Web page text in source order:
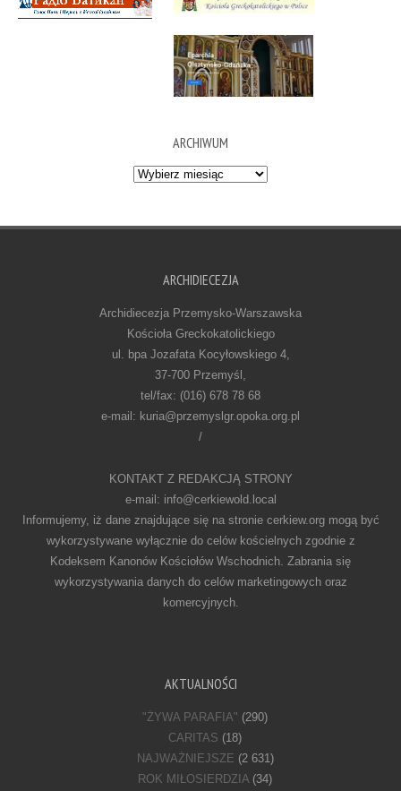
ARCHIWUM
Archiwum
ARCHIDIECEZJA
Archidiecezja Przemysko-Warszawska
Kościoła Greckokatolickiego
ul. bpa Jozafata Kocyłowskiego 4,
37-700 Przemyśl,
tel/fax: (016) 678 78 68
e-mail: kuria@przemyslgr.opoka.org.pl
/
KONTAKT Z REDAKCJĄ STRONY
e-mail: info@cerkiewold.local
Informujemy, iż dane znajdujące się na stronie cerkiew.org mogą być
wykorzystywane wyłącznie do celów kościelnych zgodnie z
Kodeksem Kanonów Kościołów Wschodnich. Zabrania się
wykorzystywania danych do celów marketingowych oraz
komercyjnych.
AKTUALNOŚCI
"ŻYWA PARAFIA" (290)
CARITAS (18)
NAJWAŻNIEJSZE (2 631)
ROK MIŁOSIERDZIA(34)